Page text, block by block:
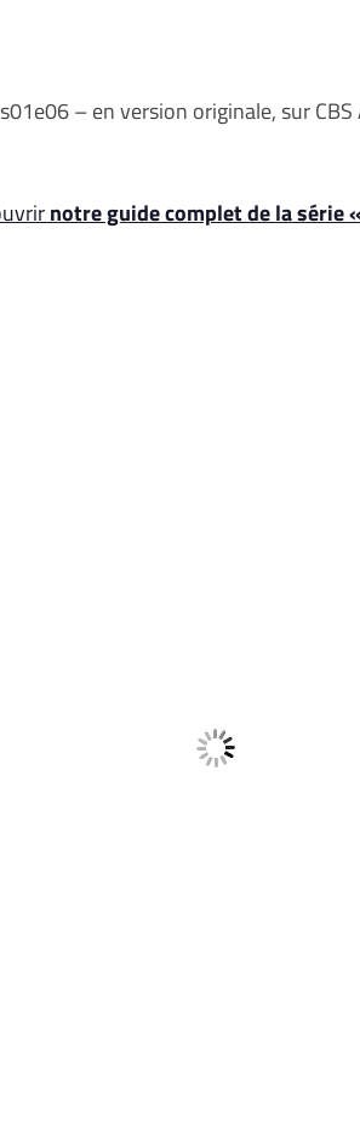
– en version originale, sur CBS
notre guide complet de la série